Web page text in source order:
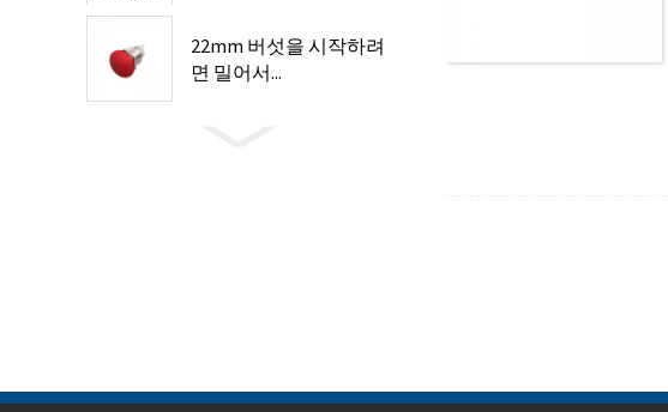
22mm 버섯을 시작하려
면 밀어서...